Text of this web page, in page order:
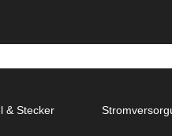
& Stecker